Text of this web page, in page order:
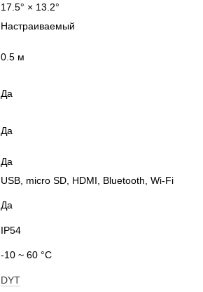
17.5° × 13.2°
Настраиваемый
0.5 м
Да
Да
Да
USB, micro SD, HDMI, Bluetooth, Wi-Fi
Да
IP54
-10 ~ 60 °C
DYT